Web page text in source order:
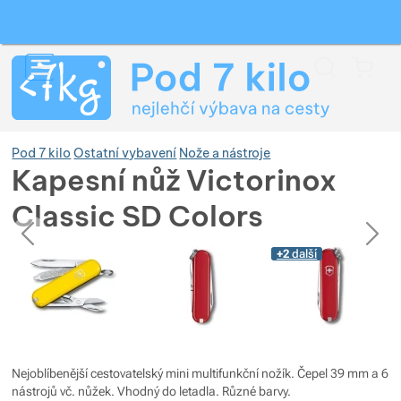
Pod 7 kilo Ostatní vybavení Nože a nástroje
Kapesní nůž Victorinox
Classic SD Colors
Fotografie
předchozí
následující
Fotografie +2 další
Nejoblíbenější cestovatelský mini multifunkční nožík. Čepel 39 mm a 6
nástrojů vč. nůžek. Vhodný do letadla. Různé barvy.
Zobrazit více
Zobrazit více
Zobrazit více
Zobrazit více
Zobrazit více
Zobrazit více
Zobrazit více
Zobrazit více
Zobrazit více
Zobrazit více
Zobrazit více